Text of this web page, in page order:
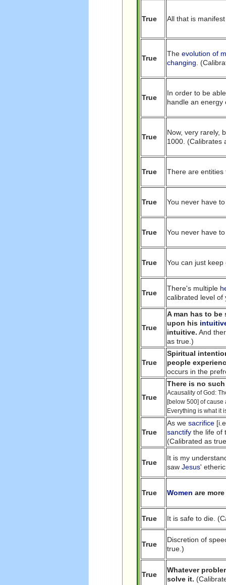
True All that is
True
Theevolution of
changing.
True
In order to be
handle an energy
True
Now, very rarely,
1000. (Calibrates
True There are
True You never have
True You never have
True You can just
True
There's multiple
calibrated level of
True
A man has to
upon his
intuitive. And
as true.)
True
Spiritual
people
occurs in the
True
There is no
Acausality of God:
[below 500] of
Everything is what it
True
As wesacrifice
sanctify the life of
(Calibrated as
True
It is my
sawJesus'
True Women are
True It is safe to die.
True
Discretion of
true.)
True
Whatever
solve it.